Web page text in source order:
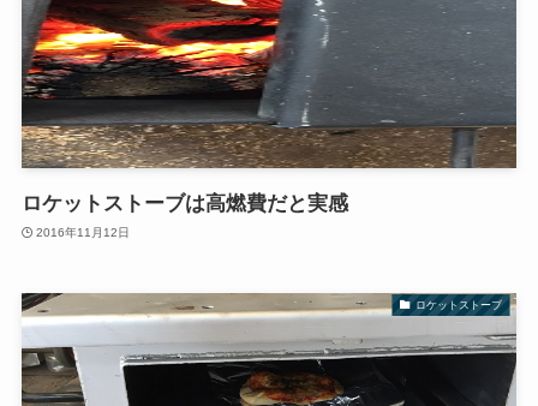
ロケットストーブは高燃費だと実感
2016年11月12日
ロケットストーブ